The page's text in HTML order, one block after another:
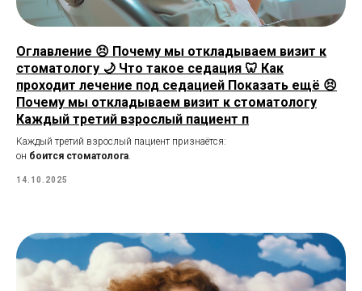
Оглавление 😣 Почему мы откладываем визит к
стоматологу 🌙 Что такое седация 🦷 Как
проходит лечение под седацией Показать ещё 😣
Почему мы откладываем визит к стоматологу
Каждый третий взрослый пациент п
Каждый третий взрослый пациент признаётся:
он боится стоматолога.
14.10.2025